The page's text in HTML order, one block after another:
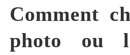
Comment
photo